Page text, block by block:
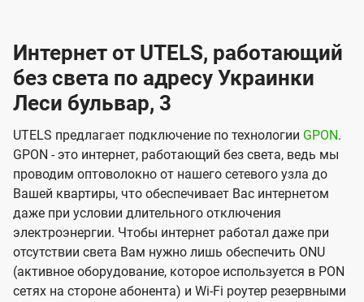
Интернет от UTELS, работающий
без света по адресу Украинки
Леси бульвар, 3
UTELS предлагает подключение по технологии GPON.
GPON - это интернет, работающий без света, ведь мы
проводим оптоволокно от нашего сетевого узла до
Вашей квартиры, что обеспечивает Вас интернетом
даже при условии длительного отключения
электроэнергии. Чтобы интернет работал даже при
отсутствии света Вам нужно лишь обеспечить ONU
(активное оборудование, которое используется в PON
сетях на стороне абонента) и Wi-Fi роутер резервными